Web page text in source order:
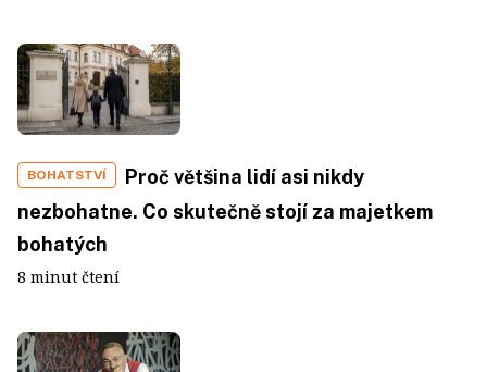
BOHATSTVÍ
Proč většina lidí asi nikdy
nezbohatne. Co skutečně stojí za majetkem
bohatých
8 minut čtení